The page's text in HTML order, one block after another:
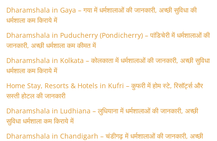
Dharamshala in Gaya – गया में धर्मशालाओं की जानकारी, अच्छी सुविधा की
धर्मशाला कम किराये में
Dharamshala in Puducherry (Pondicherry) – पांडिचेरी में धर्मशालाओं की
जानकारी, अच्छी धर्मशाला कम कीमत में
Dharamshala in Kolkata – कोलकाता में धर्मशालाओं की जानकारी, अच्छी सुविधा
धर्मशाला कम किराये में
Home Stay, Resorts & Hotels in Kufri – कुफरी में होम स्‍टे, रिसॉर्ट्स और
सस्ती होटल की जानकारी
Dharamshala in Ludhiana – लुधियाना में धर्मशालाओं की जानकारी, अच्छी
सुविधा धर्मशाला कम किराये में
Dharamshala in Chandigarh – चंडीगढ़ में धर्मशालाओं की जानकारी, अच्छी